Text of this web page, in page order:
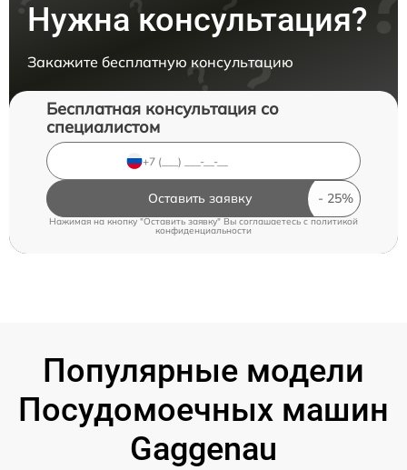
Нужна консультация?
Закажите бесплатную консультацию
Бесплатная консультация со
специалистом
Оставить заявку
Нажимая на кнопку "Оставить заявку" Вы соглашаетесь c политикой
конфиденциальности
Популярные модели
Посудомоечных машин
Gaggenau